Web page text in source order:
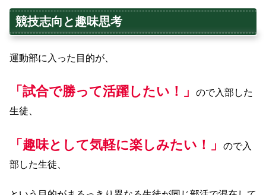
競技志向と趣味思考
運動部に入った目的が、
「 試合で勝って活躍したい！」
ので入部した
生徒、
「趣味として気軽に楽しみたい！」
ので入
部した生徒、